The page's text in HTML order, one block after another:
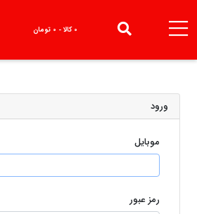
0 کالا - 0 تومان
ورود
موبایل
رمز عبور